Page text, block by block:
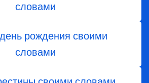
словами
рождения своими
словами